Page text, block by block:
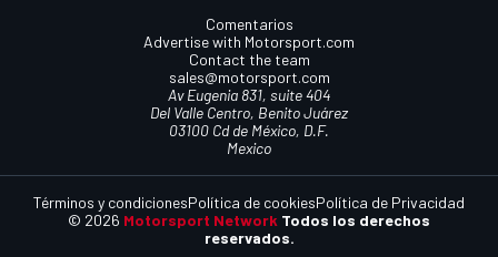
Comentarios
Advertise with Motorsport.com
Contact the team
sales@motorsport.com
Av Eugenia 831, suite 404
Del Valle Centro, Benito Juárez
03100 Cd de México, D.F.
Mexico
© 2026 Motorsport Network Todos los derechos
reservados.
Términos y condicionesPolítica de cookiesPolítica de Privacidad